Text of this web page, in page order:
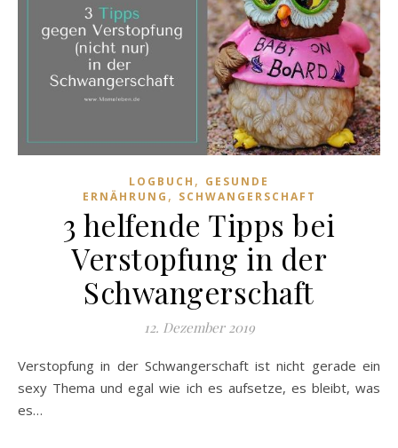
LOGBUCH , GESUNDE
ERNÄHRUNG , SCHWANGERSCHAFT
3 helfende Tipps bei
Verstopfung in der
Schwangerschaft
12. Dezember 2019
Verstopfung in der Schwangerschaft ist nicht gerade ein
sexy Thema und egal wie ich es aufsetze, es bleibt, was
es…